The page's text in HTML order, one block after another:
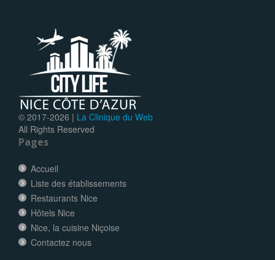
© 2017-2026 | La Clinique du Web
All Rights Reserved
Pages
Accueil
Liste des établissements
Restaurants Nice
Hôtels Nice
Nice, la cuisine Niçoise
Contactez nous